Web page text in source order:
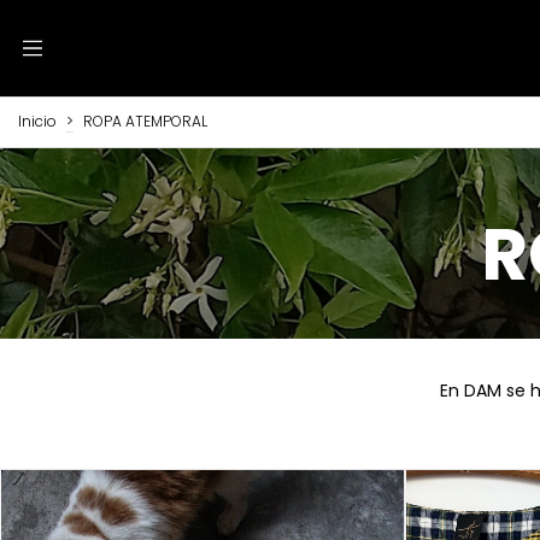
Inicio > ROPA ATEMPORAL
En DAM